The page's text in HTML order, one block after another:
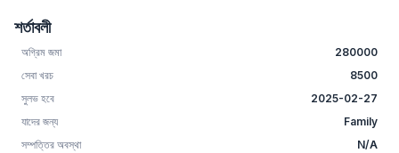
শর্তাবলী
অগ্রিম জমা
280000
সেবা খরচ
8500
সুলভ হবে
2025-02-27
যাদের জন্য
Family
সম্পত্তির অবস্থা
N/A